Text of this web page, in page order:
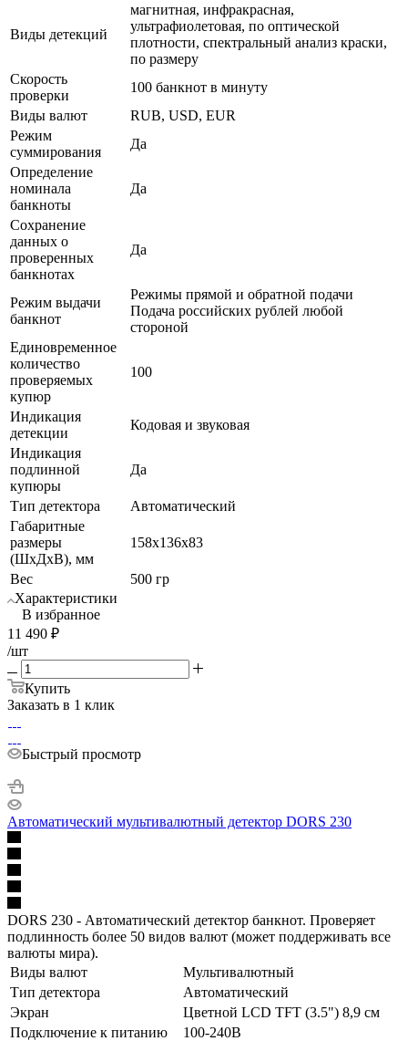
Виды детекций
магнитная, инфракрасная,
ультрафиолетовая, по оптической
плотности, спектральный анализ краски,
по размеру
Скорость
проверки
100 банкнот в минуту
Виды валют
RUB, USD, EUR
Режим
суммирования
Да
Определение
номинала
банкноты
Да
Сохранение
данных о
проверенных
банкнотах
Да
Режим выдачи
банкнот
Режимы прямой и обратной подачи
Подача российских рублей любой
стороной
Единовременное
количество
проверяемых
купюр
100
Индикация
детекции
Кодовая и звуковая
Индикация
подлинной
купюры
Да
Тип детектора
Автоматический
Габаритные
размеры
(ШхДхВ), мм
158x136x83
Вес
500 гр
Характеристики
В избранное
11 490 ₽
/шт
Купить
Заказать в 1 клик
Быстрый просмотр
Автоматический мультивалютный детектор DORS 230
DORS 230 - Автоматический детектор банкнот. Проверяет
подлинность более 50 видов валют (может поддерживать все
валюты мира).
Виды валют
Мультивалютный
Тип детектора
Автоматический
Экран
Цветной LCD TFT (3.5") 8,9 см
Подключение к питанию
100-240В